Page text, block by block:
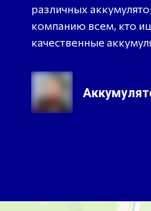
различных
компанию всем, кто
качественные